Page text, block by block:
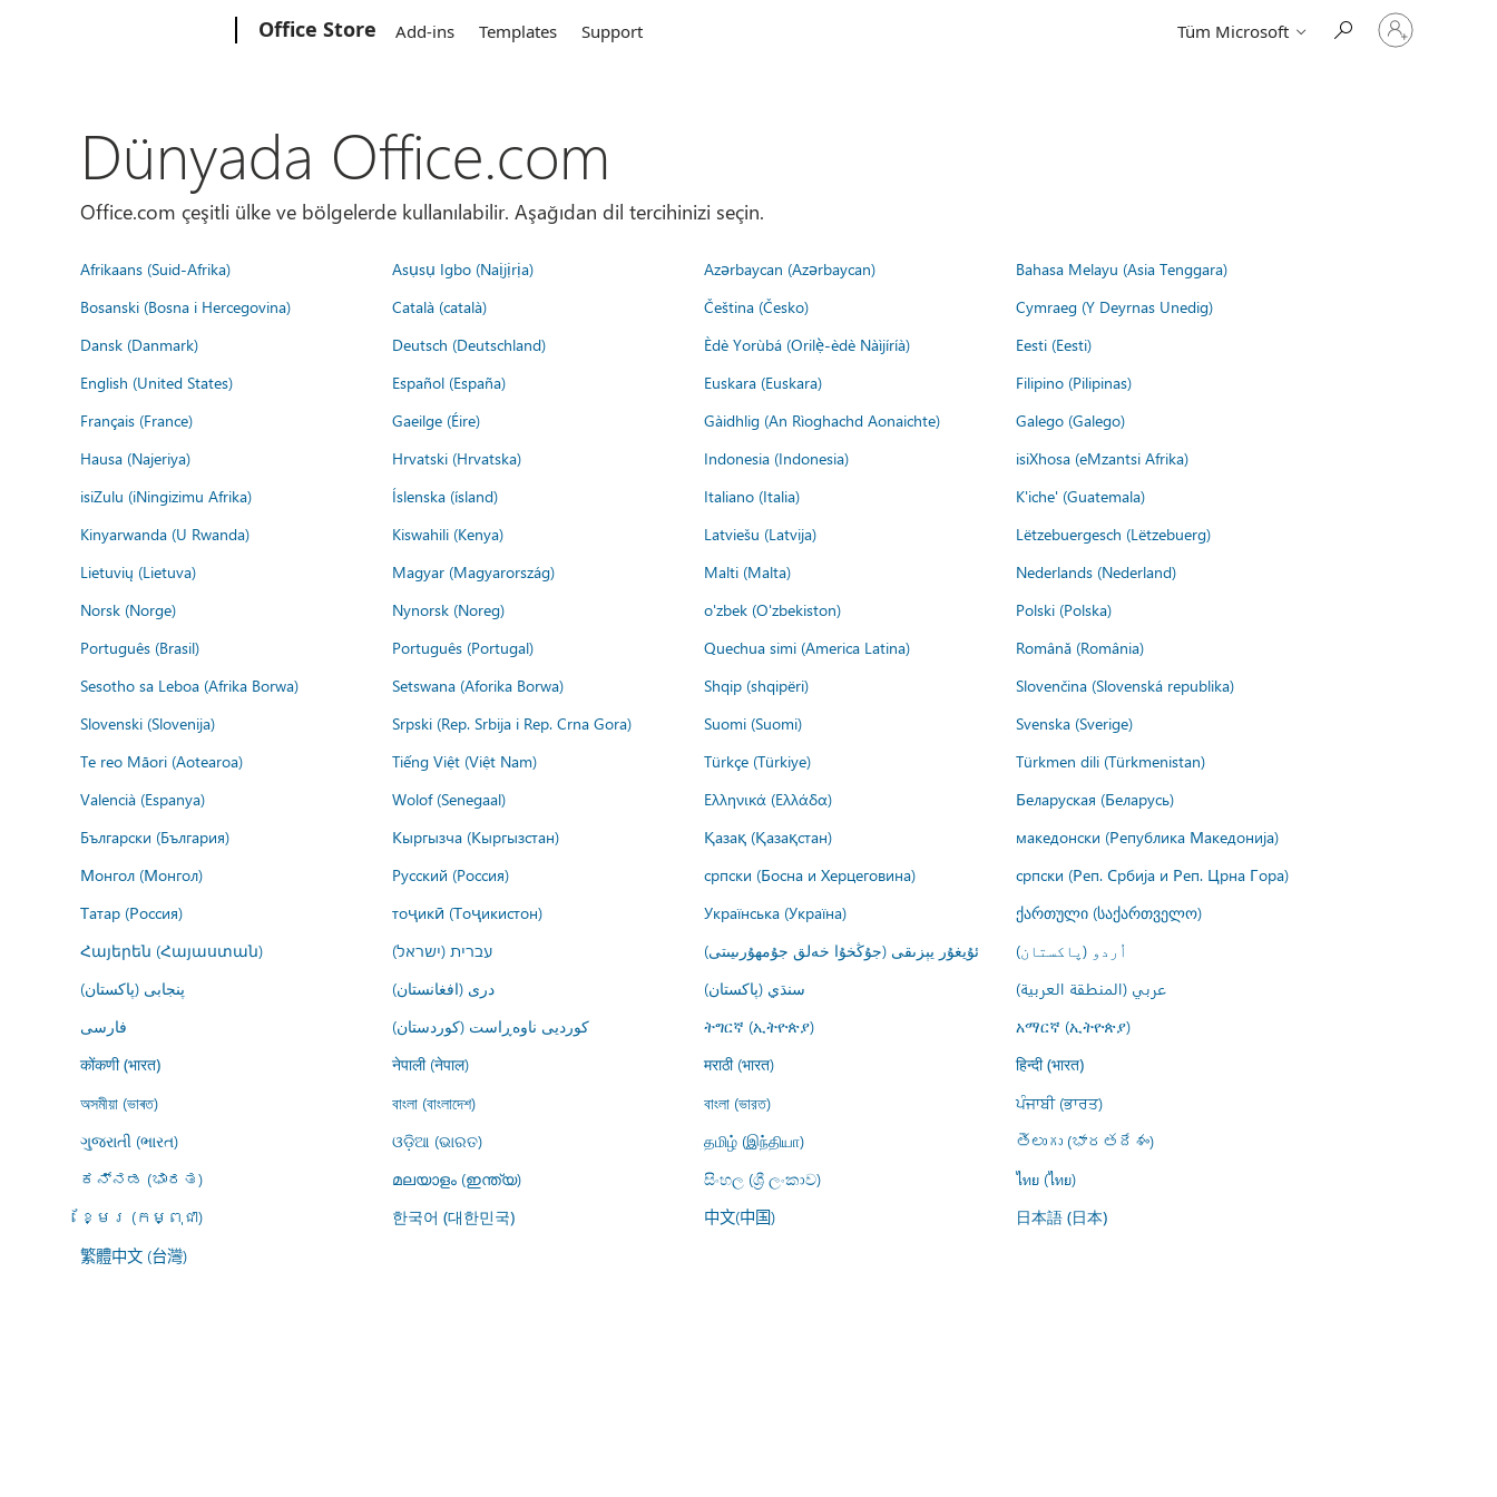
Office Store Add-ins Templates Support Tüm Microsoft
Hesabınızda
oturum
açın
Dünyada Office.com
Office.com çeşitli ülke ve bölgelerde kullanılabilir. Aşağıdan dil tercihinizi seçin.
Afrikaans (Suid-Afrika) Asụsụ Igbo (Naịjịrịa) Azərbaycan (Azərbaycan)
Bahasa Melayu (Asia Tenggara)
Bosanski (Bosna i Hercegovina)
Català (català) Čeština (Česko)
Cymraeg (Y Deyrnas Unedig)
Dansk (Danmark)
Deutsch (Deutschland) Èdè Yorùbá (Orilẹ̀-èdè Nàìjíríà)
Eesti (Eesti)
English (United States)
Español (España) Euskara (Euskara)
Filipino (Pilipinas)
Français (France)
Gaeilge (Éire) Gàidhlig (An Rìoghachd Aonaichte)
Galego (Galego)
Hausa (Najeriya)
Hrvatski (Hrvatska) Indonesia (Indonesia)
isiXhosa (eMzantsi Afrika)
isiZulu (iNingizimu Afrika)
Íslenska (ísland) Italiano (Italia)
K'iche' (Guatemala)
Kinyarwanda (U Rwanda)
Kiswahili (Kenya) Latviešu (Latvija)
Lëtzebuergesch (Lëtzebuerg)
Lietuvių (Lietuva)
Magyar (Magyarország) Malti (Malta)
Nederlands (Nederland)
Norsk (Norge)
Nynorsk (Noreg) o'zbek (O'zbekiston)
Polski (Polska)
Português (Brasil)
Português (Portugal) Quechua simi (America Latina)
Română (România)
Sesotho sa Leboa (Afrika Borwa)
Setswana (Aforika Borwa) Shqip (shqipëri)
Slovenčina (Slovenská republika)
Slovenski (Slovenija)
Srpski (Rep. Srbija i Rep. Crna Gora) Suomi (Suomi)
Svenska (Sverige)
Te reo Māori (Aotearoa)
Tiếng Việt (Việt Nam) Türkçe (Türkiye)
Türkmen dili (Türkmenistan)
Valencià (Espanya)
Wolof (Senegaal) Ελληνικά (Ελλάδα)
Беларуская (Беларусь)
Български (България)
Кыргызча (Кыргызстан) Қазақ (Қазақстан)
македонски (Република Македонија)
Монгол (Монгол)
Русский (Россия) српски (Босна и Херцеговина)
српски (Реп. Србија и Реп. Црна Гора)
Татар (Россия)
тоҷикӣ (Тоҷикистон) Українська (Україна)
ქართული (საქართველო)
Հայերեն (Հայաստան)
עברית (ישראל) ئۇيغۇر يېزىقى (جۇڭخۇا خەلق جۇمھۇرىيىتى)
اُردو (پاکستان)
پنجابی (پاکستان)
درى (افغانستان) سنڌي (پاکستان)
عربي (المنطقة العربية)
فارسى
کوردیی ناوەڕاست (کوردستان) ትግርኛ (ኢትዮጵያ) አማርኛ (ኢትዮጵያ)
कोंकणी (भारत) नेपाली (नेपाल) मराठी (भारत) हिन्दी (भारत)
অসমীয়া (ভাৰত) বাংলা (বাংলাদেশ) বাংলা (ভারত)
ਪੰਜਾਬੀ (ਭਾਰਤ)
ગુજરાતી (ભારત)
ଓଡ଼ିଆ (ଭାରତ) தமிழ் (இந்தியா)
తెలుగు (భారతదేశం)
ಕನ್ನಡ (ಭಾರತ)
മലയാളം (ഇന്ത്യ) සිංහල (ශ්‍රී ලංකාව)
ไทย (ไทย)
ខ្មែរ (កម្ពុជា)
한국어 (대한민국) 中文(中国) 日本語 (日本)
繁體中文 (台灣)